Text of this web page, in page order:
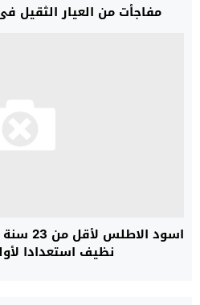
مفاجأت من العيار الثقيل
اسود
نظيف استعدادا